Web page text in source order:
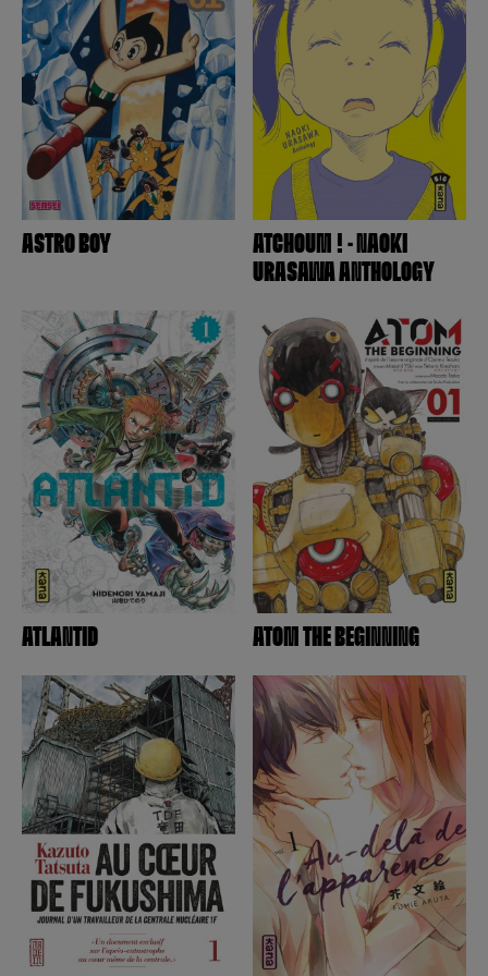
ASTRO BOY
ATCHOUM ! - NAOKI
URASAWA ANTHOLOGY
ATLANTID ATOM THE BEGINNING
Kintetsu Yamada
Kiyo Kyujo
Kizuku Watanabe
Kô Shigenobu
Kodachi Ukyo
Koichiro Hoshino
Koji Inada
Konata
Kotaro Takata
Kouiti Shimaboshi
Lamquet
Lapeyre (Guillaume)
Laurie Ulster
Leiji Matsumoto
Li Kunwu
Little Thunder
M
Machita
Macias (Jimi)
Mamare Tôno
Mari Okazaki
Masahiro Hikokubo
Masami Kurumada
Masashi Kishimoto
Masashi Sato
Masato Hisa
Masaya Hokazono
Maubille (Geneviève)
Maybe
Mayuko Kanba
Midori Goto
Mika
Mika Yamamori
Miki Bukimi